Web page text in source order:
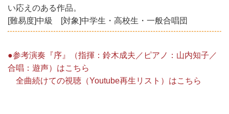
い応えのある作品。
[難易度]中級 [対象]中学生・高校生・一般合唱団
●参考演奏『序』（指揮：鈴木成夫／ピアノ：山内知子／
合唱：遊声）はこちら
全曲続けての視聴（Youtube再生リスト）はこちら